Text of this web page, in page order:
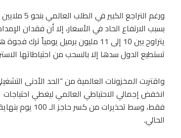
ورغم التراجع الكبير
بسبب الارتفاع الحاد في الأسعار، إلا أن فقدان
يتراوح بين 10 إلى 11 مليون برميل يومياً ترك
تستطيع الدول سدها إلا بالسحب من احتياطاتها
واقتربت المخزونات العالمية من “الحد الأدنى
فقط، وسط تحذيرات من كسر
الحالي.